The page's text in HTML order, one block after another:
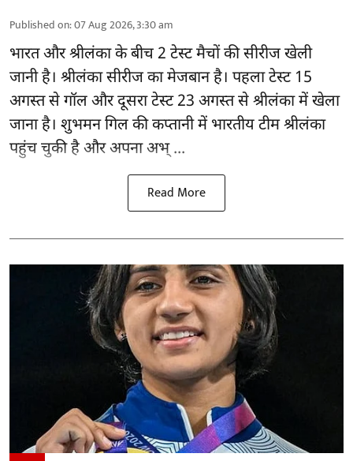
Published on:07 Aug 2026, 3:30 am
भारत और श्रीलंका के बीच 2 टेस्ट मैचोंकी सीरीज खेली
जानी है। श्रीलंका सीरीज का मेजबान है। पहला टेस्ट 15
अगस्त से गॉल और दूसरा टेस्ट 23 अगस्त से श्रीलंका में खेला
जाना है। शुभमन गिल की कप्तानी में भारतीय टीम श्रीलंका
पहुंच चुकी है और अपना अभ् ...
Read More